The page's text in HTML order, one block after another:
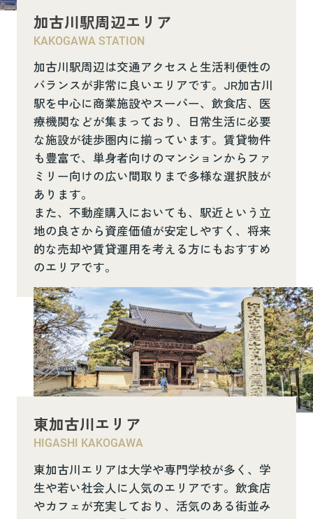
加古川駅周辺エリア
KAKOGAWA STATION
加古川駅周辺は交通アクセスと生活利便性の
バランスが非常に良いエリアです。JR加古川
駅を中心に商業施設やスーパー、飲食店、医
療機関などが集まっており、日常生活に必要
な施設が徒歩圏内に揃っています。賃貸物件
も豊富で、単身者向けのマンションからファ
ミリー向けの広い間取りまで多様な選択肢が
あります。
また、不動産購入においても、駅近という立
地の良さから資産価値が安定しやすく、将来
的な売却や賃貸運用を考える方にもおすすめ
のエリアです。
東加古川エリア
HIGASHI KAKOGAWA
東加古川エリアは大学や専門学校が多く、学
生や若い社会人に人気のエリアです。飲食店
やカフェが充実しており、活気のある街並み